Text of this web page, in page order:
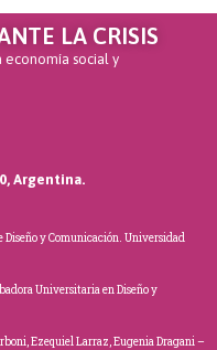
LA CRISIS
economía social y
Argentina.
y Comunicación. Universidad
Universitaria en Diseño y
Ezequiel Larraz, Eugenia Dragani –